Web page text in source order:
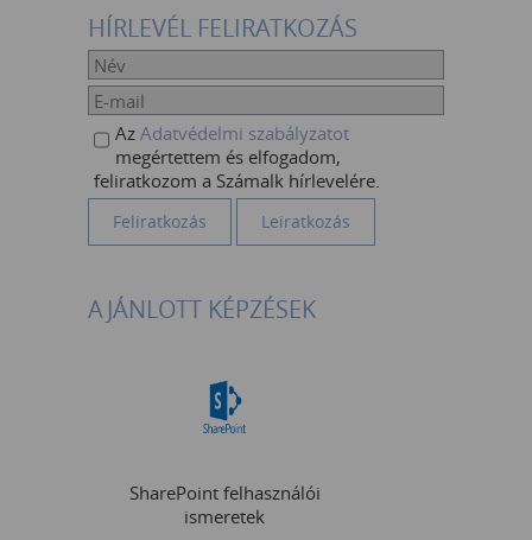
HÍRLEVÉL FELIRATKOZÁS
Az Adatvédelmi szabályzatot
megértettem és elfogadom,
feliratkozom a Számalk hírlevelére.
AJÁNLOTT KÉPZÉSEK
SharePoint felhasználói
ismeretek